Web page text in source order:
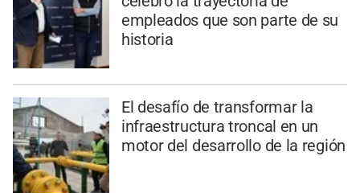
empleados que son parte de su
historia
El desafío de transformar la
infraestructura troncal en un
motor del desarrollo de la región